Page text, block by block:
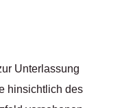
Unterlassung
hinsichtlich des